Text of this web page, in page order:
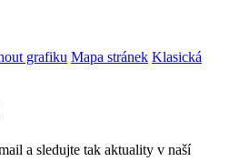
grafiku Mapa stránek Klasická
a sledujte tak aktuality v naší